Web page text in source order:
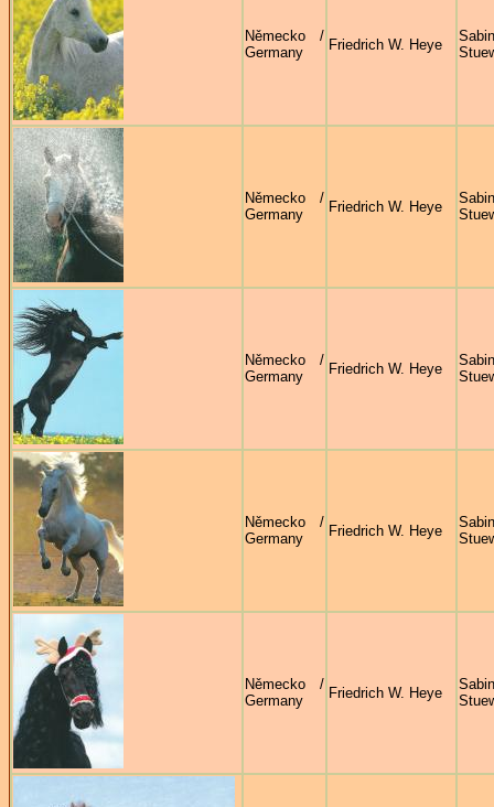
Německo /
Germany
Friedrich W. Heye
Německo /
Germany
Friedrich W. Heye
Německo /
Germany
Friedrich W. Heye
Německo /
Germany
Friedrich W. Heye
Německo /
Germany
Friedrich W. Heye